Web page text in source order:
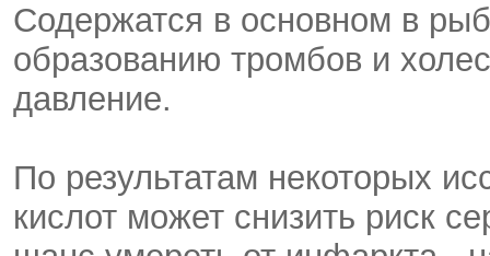
Содержатся в основном в
образованию тромбов и
давление.
По результатам некоторых
кислот может снизить риск